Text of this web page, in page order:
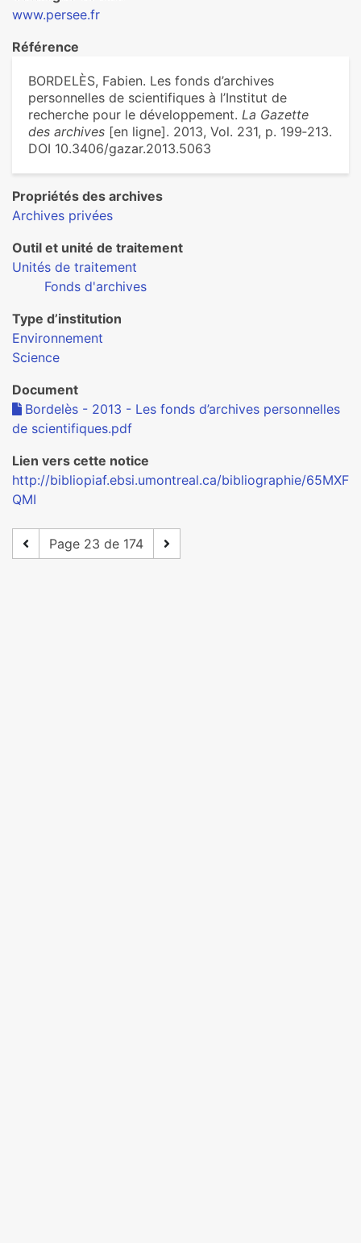
www.persee.fr
Référence
BORDELÈS, Fabien. Les fonds d’archives
personnelles de scientifiques à l’Institut de
recherche pour le développement. La Gazette
des archives [en ligne]. 2013, Vol. 231, p. 199‑213.
DOI 10.3406/gazar.2013.5063
Propriétés des archives
Archives privées
Outil et unité de traitement
Unités de traitement
Fonds d'archives
Type d’institution
Environnement
Science
Document
Bordelès - 2013 - Les fonds d’archives personnelles
de scientifiques.pdf
Lien vers cette notice
http://bibliopiaf.ebsi.umontreal.ca/bibliographie/65MXF
QMI
Page 23 de 174